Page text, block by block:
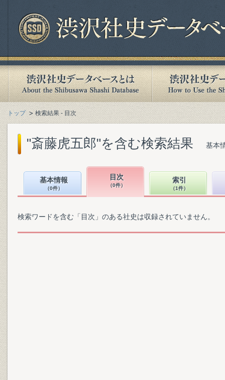
トップ 検索結果 - 目次
"斎藤虎五郎"を含む検索結果 基本
基本情報
（0件）
目次
（0件）
索引
（1件）
検索ワードを含む「目次」のある社史は収録されていません。